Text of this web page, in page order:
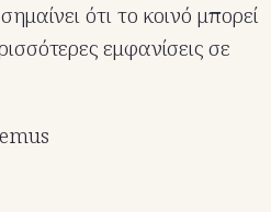
ότι το κοινό μπορεί
εμφανίσεις σε